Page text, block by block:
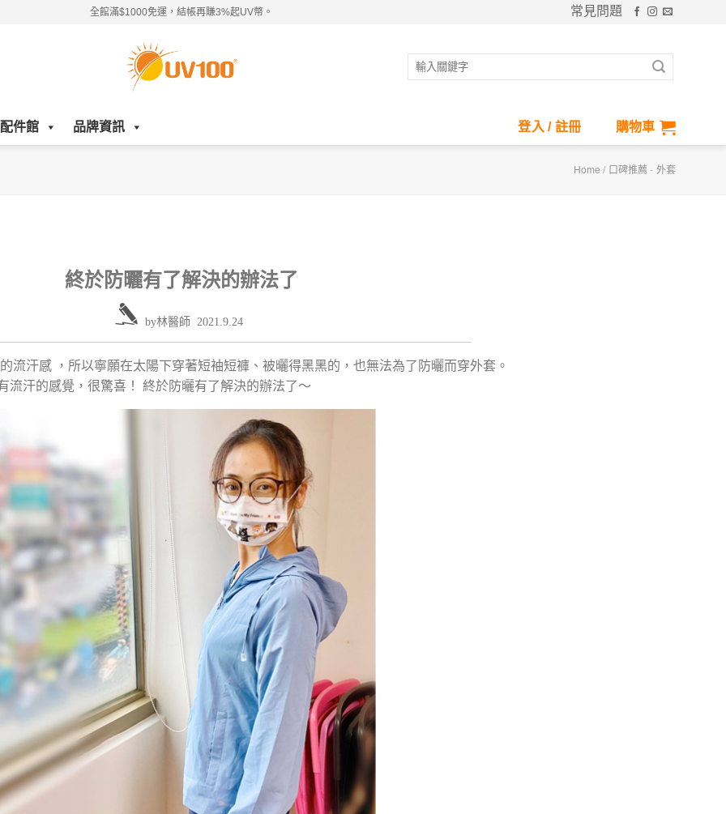
全館滿$1000免運，結帳再賺3%起UV幣。 常見問題
搜
配件館 品牌資訊 登入 / 註冊 購物車
Home / 口碑推薦 - 外套
終於防曬有了解決的辦法了
by林醫師 2021.9.24
流汗感 ，所以寧願在太陽下穿著短袖短褲、被曬得黑黑的，也無法為了防曬而穿外套。
流汗的感覺，很驚喜！ 終於防曬有了解決的辦法了～